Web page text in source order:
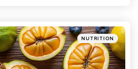
Categories
Posted
in
NUTRITION